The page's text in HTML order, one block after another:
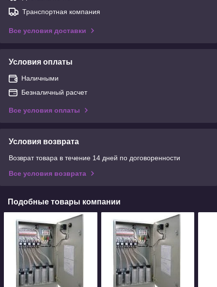
Транспортная компания
Все условия доставки
Условия оплаты
Наличными
Безналичный расчет
Все условия оплаты
Условия возврата
Возврат товара в течение 14 дней по договоренности
Все условия возврата
Подобные товары компании